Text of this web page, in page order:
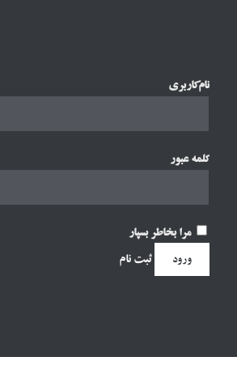
نام‌کاربری
کلمه عبور
مرا بخاطر بسپار
ثبت نام